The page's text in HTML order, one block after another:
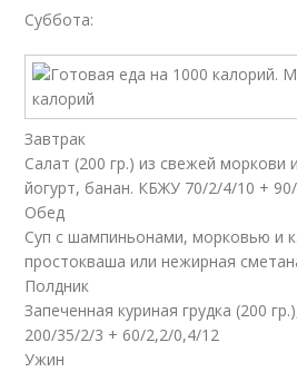
Суббота:
Завтрак
Салат (200 гр.) из свежей моркови
йогурт, банан. КБЖУ 70/2/4/10 +
Обед
Суп с шампиньонами, морковью и
простокваша или нежирная
Полдник
Запеченная куриная грудка (200
200/35/2/3 + 60/2,2/0,4/12
Ужин